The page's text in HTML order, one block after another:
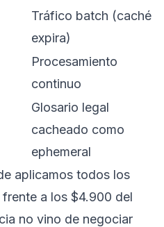
Tráfico batch (caché
expira)
Procesamiento
continuo
Glosario legal
cacheado como
ephemeral
aplicamos todos los
a los $4.900 del
no vino de negociar